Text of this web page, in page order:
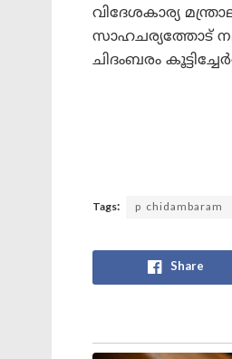
വിദേശകാര്യ
സാഹചര്യത്തോട്
ചിദംബരം
Tags: p chidambaram
Share